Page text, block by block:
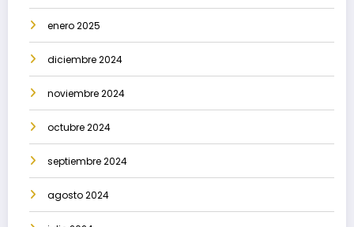
enero 2025
diciembre 2024
noviembre 2024
octubre 2024
septiembre 2024
agosto 2024